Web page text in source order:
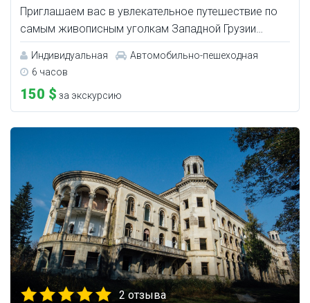
Приглашаем вас в увлекательное путешествие по
самым живописным уголкам Западной Грузии…
Индивидуальная
Автомобильно-пешеходная
6 часов
150 $ за экскурсию
2 отзыва